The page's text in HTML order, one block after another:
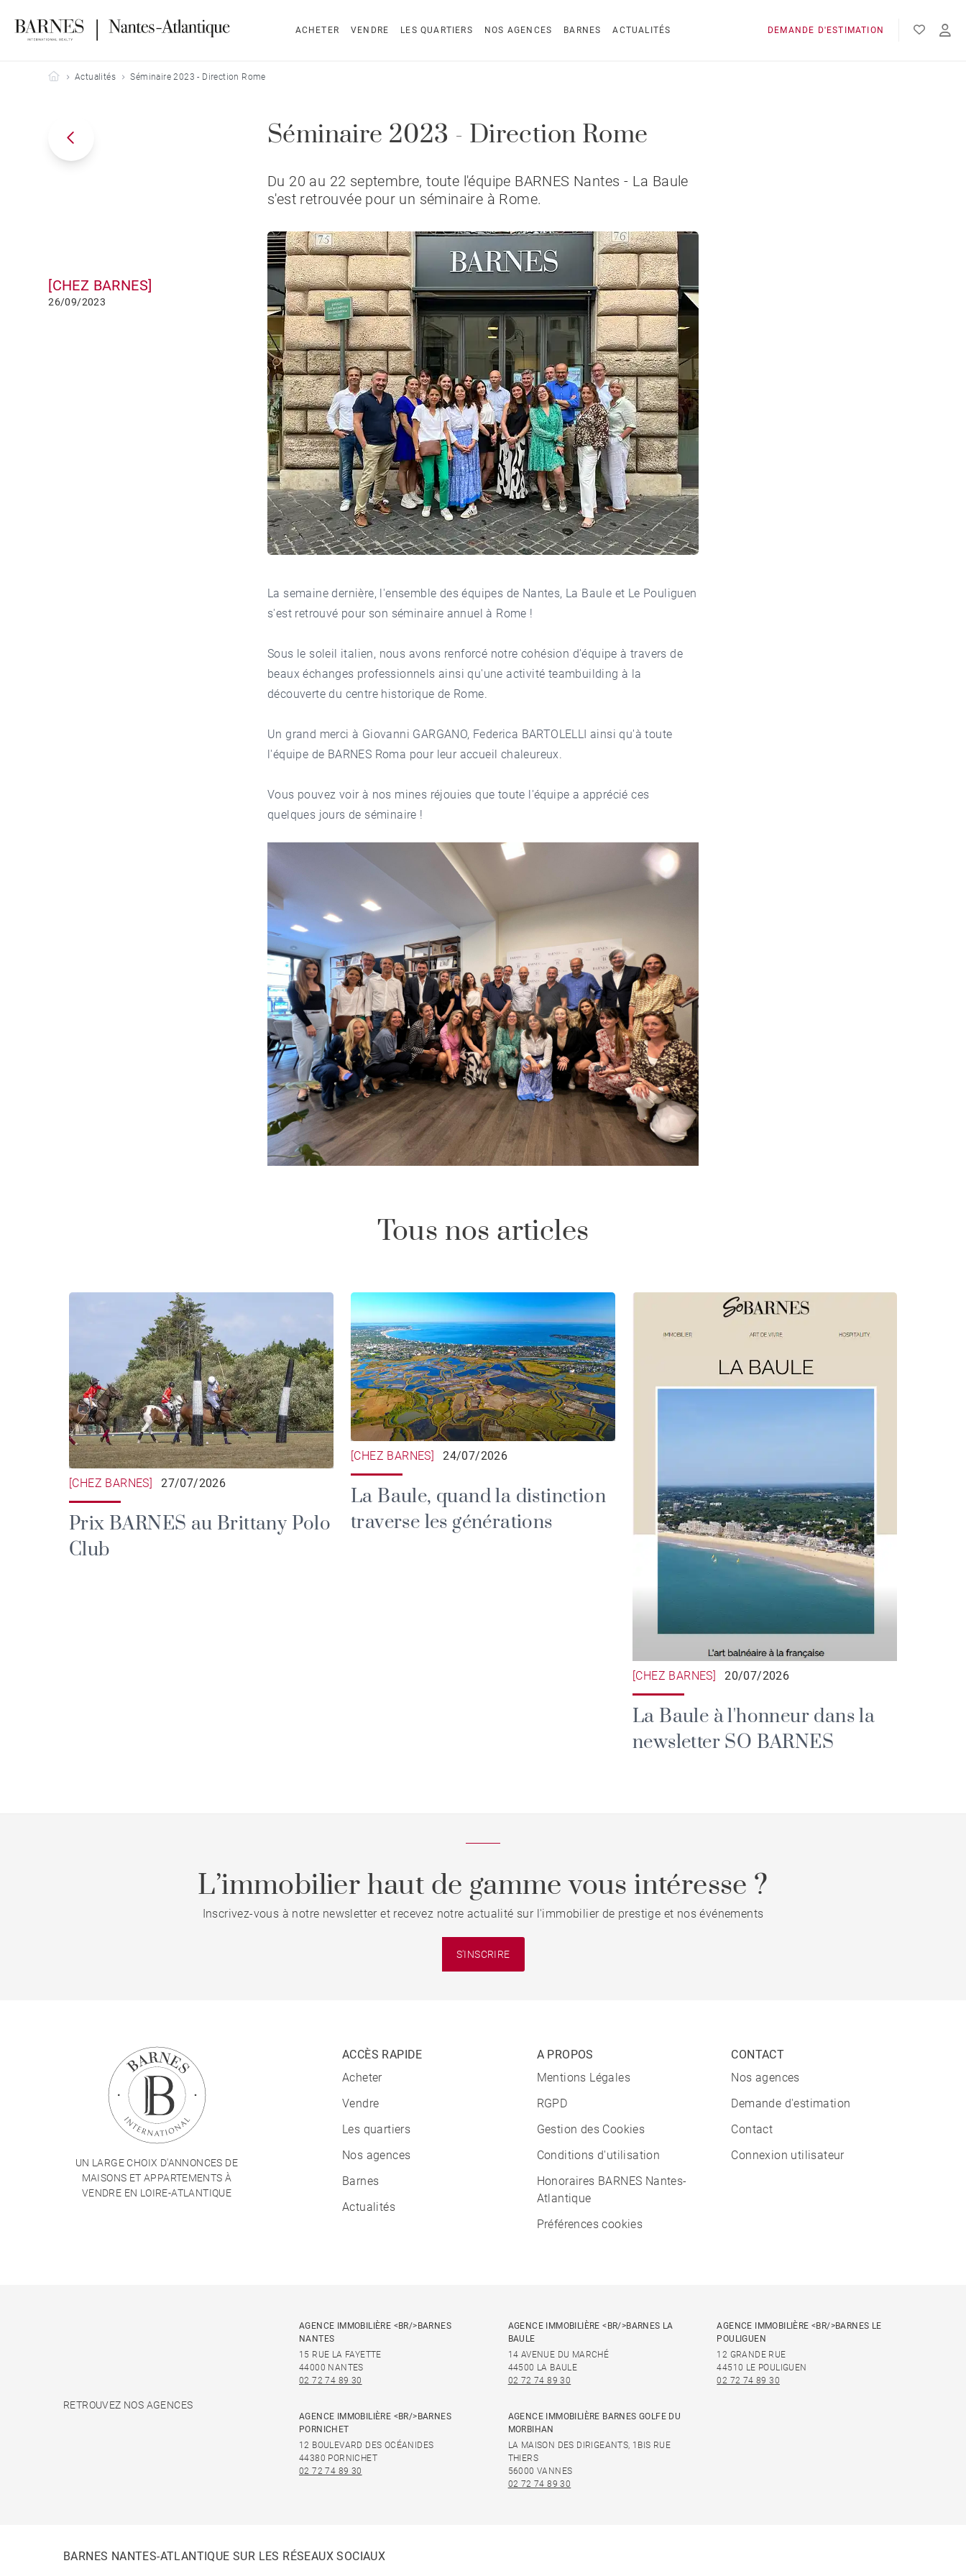
ACHETER VENDRE LES QUARTIERS NOS AGENCES BARNES ACTUALITÉS DEMANDE D'ESTIMATION
Barnes Nantes-Atlantique
Actualités Séminaire 2023 - Direction Rome
[CHEZ BARNES]
26/09/2023
Séminaire 2023 - Direction Rome
Du 20 au 22 septembre, toute l'équipe BARNES Nantes - La Baule
s'est retrouvée pour un séminaire à Rome.
La semaine dernière, l'ensemble des équipes de Nantes, La Baule et Le Pouliguen
s'est retrouvé pour son séminaire annuel à Rome !
Sous le soleil italien, nous avons renforcé notre cohésion d'équipe à travers de
beaux échanges professionnels ainsi qu'une activité teambuilding à la
découverte du centre historique de Rome.
Un grand merci à Giovanni GARGANO, Federica BARTOLELLI ainsi qu'à toute
l'équipe de BARNES Roma pour leur accueil chaleureux.
Vous pouvez voir à nos mines réjouies que toute l'équipe a apprécié ces
quelques jours de séminaire !
Tous nos articles
[CHEZ BARNES] 27/07/2026
Prix BARNES au Brittany Polo
Club
[CHEZ BARNES] 24/07/2026
La Baule, quand la distinction
traverse les générations
[CHEZ BARNES] 20/07/2026
La Baule à l'honneur dans la
newsletter SO BARNES
L’immobilier haut de gamme vous intéresse ?
Inscrivez-vous à notre newsletter et recevez notre actualité sur l'immobilier de prestige et nos événements
S'INSCRIRE
UN LARGE CHOIX D'ANNONCES DE
MAISONS ET APPARTEMENTS À
VENDRE EN LOIRE-ATLANTIQUE
ACCÈS RAPIDE
Acheter
Vendre
Les quartiers
Nos agences
Barnes
Actualités
A PROPOS
Mentions Légales
RGPD
Gestion des Cookies
Conditions d'utilisation
Honoraires BARNES Nantes-
Atlantique
Préférences cookies
CONTACT
Nos agences
Demande d'estimation
Contact
Connexion utilisateur
RETROUVEZ NOS AGENCES
AGENCE IMMOBILIÈRE <BR/>BARNES
NANTES
15 RUE LA FAYETTE
44000 NANTES
02 72 74 89 30
AGENCE IMMOBILIÈRE <BR/>BARNES LA
BAULE
14 AVENUE DU MARCHÉ
44500 LA BAULE
02 72 74 89 30
AGENCE IMMOBILIÈRE <BR/>BARNES LE
POULIGUEN
12 GRANDE RUE
44510 LE POULIGUEN
02 72 74 89 30
AGENCE IMMOBILIÈRE <BR/>BARNES
PORNICHET
12 BOULEVARD DES OCÉANIDES
44380 PORNICHET
02 72 74 89 30
AGENCE IMMOBILIÈRE BARNES GOLFE DU
MORBIHAN
LA MAISON DES DIRIGEANTS, 1BIS RUE
THIERS
56000 VANNES
02 72 74 89 30
BARNES NANTES-ATLANTIQUE SUR LES RÉSEAUX SOCIAUX